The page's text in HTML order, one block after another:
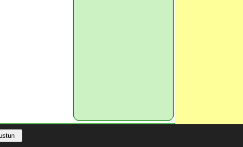
küsi
ilma aiandus.ee haldaja kirjaliku loata.